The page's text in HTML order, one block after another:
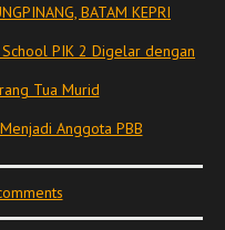
BATAM KEPRI
PIK 2 Digelar dengan
Tua Murid
Anggota PBB